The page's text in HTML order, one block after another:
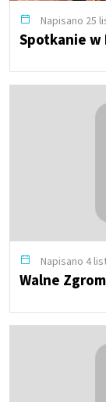
Napisano 25
Spotkanie
Napisano 4
Walne